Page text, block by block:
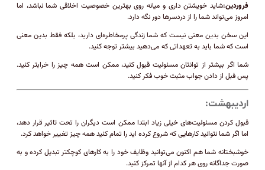
فروردین:شاید خویشتن داری و میانه روی بهترین خصوصیت اخلاقی شما نباشد، اما
امروز می‌تواند شما را از دردسرها دور نگه دارد.
این سخن بدین معنی نیست که شما زندگی پرمخاطره‌ای دارید، بلکه فقط بدین معنی
است که شما باید به تعهداتی که می‌دهید بیشتر توجه کنید.
شما اگر بیشتر از توانتان مسئولیت قبول کنید، ممکن است همه چیز را خرابتر کنید.
پس فبل از دادن جواب مثبت خوب فکر کنید.
اردیبهشت:
قبول کردن مسئولیت‌های خیلی زیاد ابتدا ممکن است دیگران را تحت تاثیر قرار دهد،
اما اگر شما نتوانید کارهایی که شروع کرده اید را تمام کنید همه چیز تغییر خواهد کرد.
خوشبختانه شما هم اکنون می‌توانید وظایف خود را به کارهای کوچکتر تبدیل کرده و به
صورت جداگانه روی هر کدام از آنها تمرکز کنید.